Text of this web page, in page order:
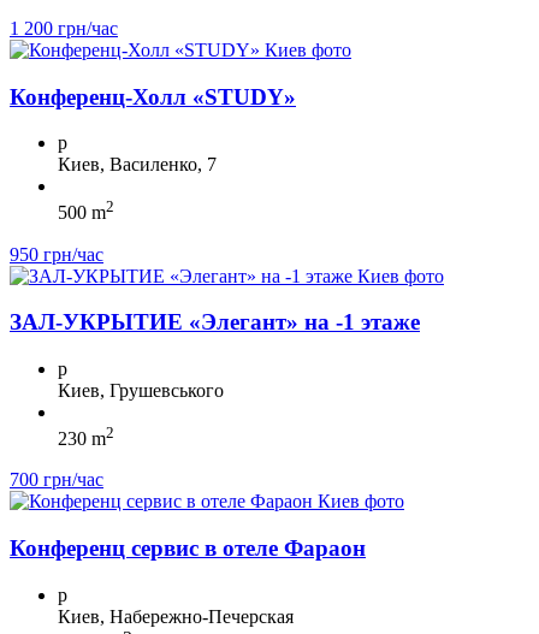
1 200 грн/час
Конференц-Холл «STUDY»
p
Киев, Василенко, 7
500 m2
950 грн/час
ЗА Л-УКРЫТИЕ «Элегант» на -1 этаже
p
Киев, Грушевського
230 m2
700 грн/час
Конференц сервис в отеле Фараон
p
Киев, Набережно-Печерская